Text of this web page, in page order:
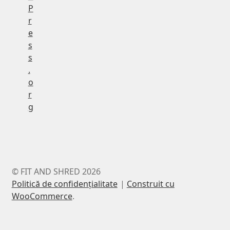
P
r
e
s
s
.
o
r
g
© FIT AND SHRED 2026
Politică de confidențialitate
Construit cu
WooCommerce.